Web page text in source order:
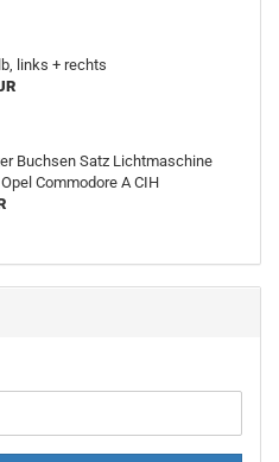
links + rechts
Buchsen Satz Lichtmaschine
Commodore A CIH